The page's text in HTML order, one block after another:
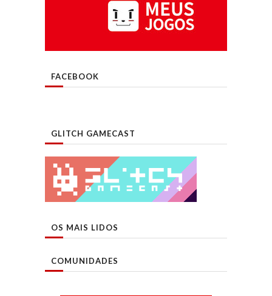
FACEBOOK
GLITCH GAMECAST
OS MAIS LIDOS
COMUNIDADES